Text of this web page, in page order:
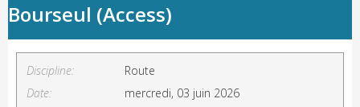
Bourseul (Access)
Discipline:
Route
Date:
mercredi, 03 juin 2026